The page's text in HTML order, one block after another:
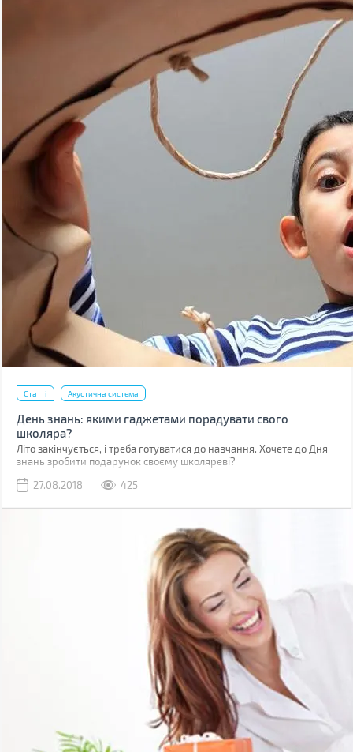
Статті Акустична система
День знань: якими гаджетами порадувати свого
школяра?
Літо закінчується, і треба готуватися до навчання. Хочете до Дня
знань зробити подарунок своєму школяреві?
27.08.2018
425